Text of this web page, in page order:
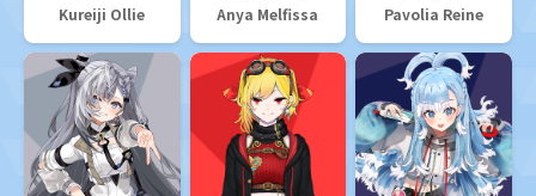
Kureiji Ollie Anya Melfissa Pavolia Reine